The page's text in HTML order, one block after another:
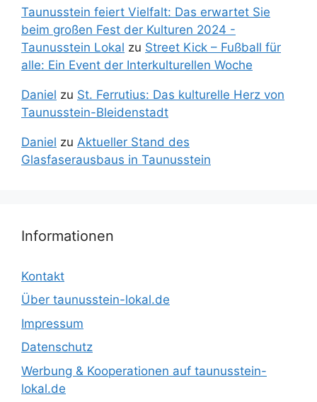
Taunusstein feiert Vielfalt: Das erwartet Sie
beim großen Fest der Kulturen 2024 -
Taunusstein Lokal zu Street Kick – Fußball für
alle: Ein Event der Interkulturellen Woche
Daniel zu St. Ferrutius: Das kulturelle Herz von
Taunusstein-Bleidenstadt
Daniel zu Aktueller Stand des
Glasfaserausbaus in Taunusstein
Informationen
Kontakt
Über taunusstein-lokal.de
Impressum
Datenschutz
Werbung & Kooperationen auf taunusstein-
lokal.de